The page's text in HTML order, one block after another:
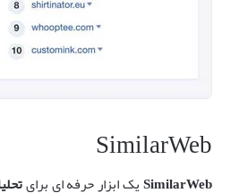
SimilarWeb
SimilarWebیک ابزار حرفه ای برای